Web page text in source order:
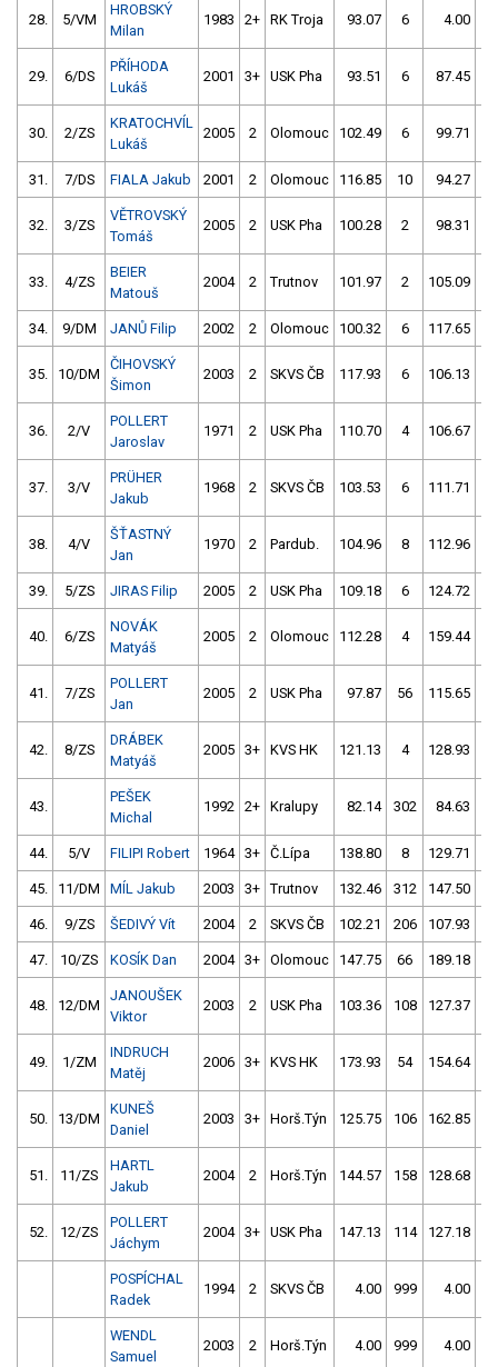
28. 5/VM
HROBSKÝ
Milan
1983 2+ RK Troja 93.07 6 4.00
29. 6/DS
PŘÍHODA
Lukáš
2001 3+ USK Pha 93.51 6 87.45
30. 2/ZS
KRATOCHVÍL
Lukáš
2005 2 Olomouc 102.49 6 99.71
31. 7/DS FIALA Jakub 2001 2 Olomouc 116.85 10 94.27
32. 3/ZS
VĚTROVSKÝ
Tomáš
2005 2 USK Pha 100.28 2 98.31
33. 4/ZS
BEIER
Matouš
2004 2 Trutnov 101.97 2 105.09
34. 9/DM JANŮ Filip 2002 2 Olomouc 100.32 6 117.65
35. 10/DM
ČIHOVSKÝ
Šimon
2003 2 SKVS ČB 117.93 6 106.13
36. 2/V
POLLERT
Jaroslav
1971 2 USK Pha 110.70 4 106.67
37. 3/V
PRÜHER
Jakub
1968 2 SKVS ČB 103.53 6 111.71
38. 4/V
ŠŤASTNÝ
Jan
1970 2 Pardub. 104.96 8 112.96
39. 5/ZS JIRAS Filip 2005 2 USK Pha 109.18 6 124.72
40. 6/ZS
NOVÁK
Matyáš
2005 2 Olomouc 112.28 4 159.44
41. 7/ZS
POLLERT
Jan
2005 2 USK Pha 97.87 56 115.65
42. 8/ZS
DRÁBEK
Matyáš
2005 3+ KVS HK 121.13 4 128.93
43.
PEŠEK
Michal
1992 2+ Kralupy 82.14 302 84.63
44. 5/V FILIPI Robert 1964 3+ Č.Lípa 138.80 8 129.71
45. 11/DM MÍL Jakub 2003 3+ Trutnov 132.46 312 147.50
46. 9/ZS ŠEDIVÝ Vít 2004 2 SKVS ČB 102.21 206 107.93
47. 10/ZS KOSÍK Dan 2004 3+ Olomouc 147.75 66 189.18
48. 12/DM
JANOUŠEK
Viktor
2003 2 USK Pha 103.36 108 127.37
49. 1/ZM
INDRUCH
Matěj
2006 3+ KVS HK 173.93 54 154.64
50. 13/DM
KUNEŠ
Daniel
2003 3+ Horš.Týn 125.75 106 162.85
51. 11/ZS
HARTL
Jakub
2004 2 Horš.Týn 144.57 158 128.68
52. 12/ZS
POLLERT
Jáchym
2004 3+ USK Pha 147.13 114 127.18
POSPÍCHAL
Radek
1994 2 SKVS ČB 4.00 999 4.00
WENDL
Samuel
2003 2 Horš.Týn 4.00 999 4.00